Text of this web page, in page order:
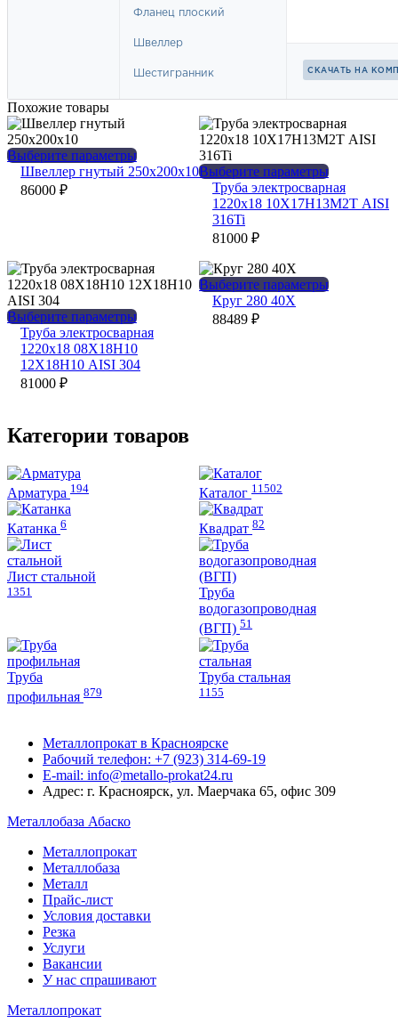
Похожие товары
Выберите параметрыЭтот
товар
выбрать
на
товара.
Швеллер гнутый 250х200х10
86000 ₽
Выберите параметрыЭтот
товар
имеет
выбрать
Труба электросварная
1220х18 10Х17Н13М2Т AISI
316Ti
81000 ₽
Выберите параметрыЭтот
товар
имеет
несколько
на
Труба электросварная
1220х18 08Х18Н10
12Х18Н10 AISI 304
81000 ₽
Выберите параметрыЭтот
Круг 280 40Х
88489 ₽
Категории товаров
Арматура 194 Каталог 11502
Катанка 6 Квадрат 82
Лист стальной
1351
Труба
водогазопроводная
(ВГП) 51
Труба
профильная 879
Труба стальная
1155
Металлопрокат в Красноярске
Рабочий телефон: +7 (923) 314-69-19
E-mail: info@metallo-prokat24.ru
Адрес: г. Красноярск, ул. Маерчака 65, офис 309
Металлобаза Абаско
Металлопрокат
Металлобаза
Металл
Прайс-лист
Условия доставки
Резка
Услуги
Вакансии
У нас спрашивают
Металлопрокат